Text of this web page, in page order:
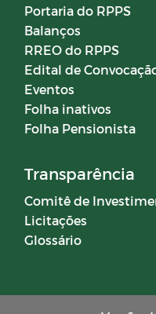
Portaria do RPPS
Balanços
RREO do RPPS
Edital de
Eventos
Folha inativos
Folha Pensionista
Transparência
Comitê de
Licitações
Glossário